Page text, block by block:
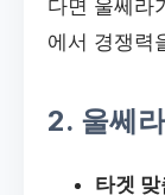
다면 울쎄라
에서 경쟁력
2. 울쎄
타겟